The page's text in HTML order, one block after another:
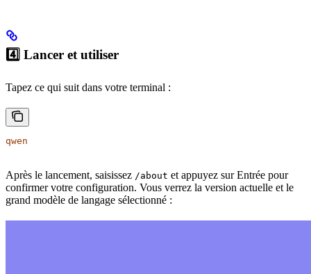
4️⃣ Lancer et utiliser
Tapez ce qui suit dans votre terminal :
qwen
Après le lancement, saisissez /about et appuyez sur Entrée pour
confirmer votre configuration. Vous verrez la version actuelle et le
grand modèle de langage sélectionné :